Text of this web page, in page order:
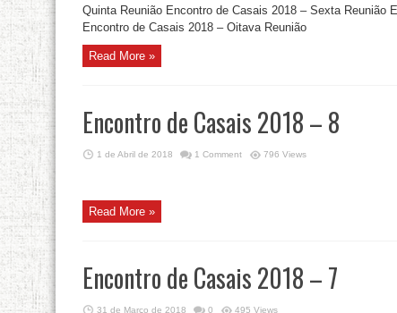
Quinta Reunião Encontro de Casais 2018 – Sexta Reunião
Encontro de Casais 2018 – Oitava Reunião
Read More »
Encontro de Casais 2018 – 8
1 de Abril de 2018 1 Comment 796 Views
Read More »
Encontro de Casais 2018 – 7
31 de Março de 2018 0 495 Views